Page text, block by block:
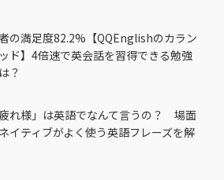
の満足度82.2%【QQEnglishのカラン
ド】4倍速で英会話を習得できる勉強
？
疲れ様」は英語でなんて言うの？ 場面
イティブがよく使う英語フレーズを解